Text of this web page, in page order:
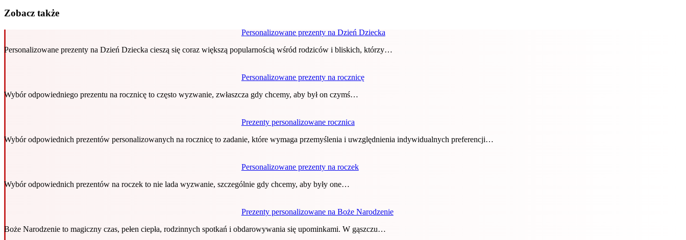
Zobacz także
Personalizowane prezenty na Dzień Dziecka
Personalizowane prezenty na Dzień Dziecka cieszą się coraz większą popularnością wśród rodziców i bliskich, którzy…
Personalizowane prezenty na rocznicę
Wybór odpowiedniego prezentu na rocznicę to często wyzwanie, zwłaszcza gdy chcemy, aby był on czymś…
Prezenty personalizowane rocznica
Wybór odpowiednich prezentów personalizowanych na rocznicę to zadanie, które wymaga przemyślenia i uwzględnienia indywidualnych preferencji…
Personalizowane prezenty na roczek
Wybór odpowiednich prezentów na roczek to nie lada wyzwanie, szczególnie gdy chcemy, aby były one…
Prezenty personalizowane na Boże Narodzenie
Boże Narodzenie to magiczny czas, pełen ciepła, rodzinnych spotkań i obdarowywania się upominkami. W gąszczu…